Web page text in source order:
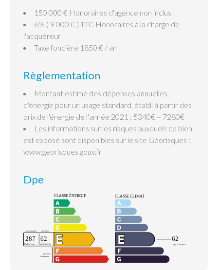
150 000 € Honoraires d'agence non inclus
6% ( 9 000 € ) TTC Honoraires à la charge de
l'acquéreur
Taxe foncière 1850 € / an
Règlementation
Montant estimé des dépenses annuelles
d'énergie pour un usage standard, établi à partir des
prix de l'énergie de l'année 2021 : 5340€ ~ 7280€
Les informations sur les risques auxquels ce bien
est exposé sont disponibles sur le site Géorisques :
www.georisques.gouv.fr
Dpe